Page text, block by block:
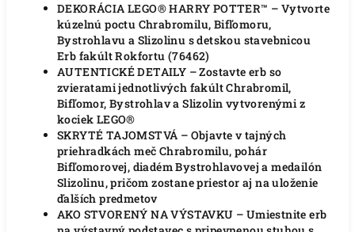
DEKORÁCIA LEGO® HARRY POTTER™ – Vytvorte
kúzelnú poctu Chrabromilu, Bifľomoru,
Bystrohlavu a Slizolinu s detskou stavebnicou
Erb fakúlt Rokfortu (76462)
AUTENTICKÉ DETAILY – Zostavte erb so
zvieratami jednotlivých fakúlt Chrabromil,
Bifľomor, Bystrohlav a Slizolin vytvorenými z
kociek LEGO®
SKRYTÉ TAJOMSTVÁ – Objavte v tajných
priehradkách meč Chrabromilu, pohár
Bifľomorovej, diadém Bystrohlavovej a medailón
Slizolinu, pričom zostane priestor aj na uloženie
ďalších predmetov
AKO STVORENÝ NA VÝSTAVKU – Umiestnite erb